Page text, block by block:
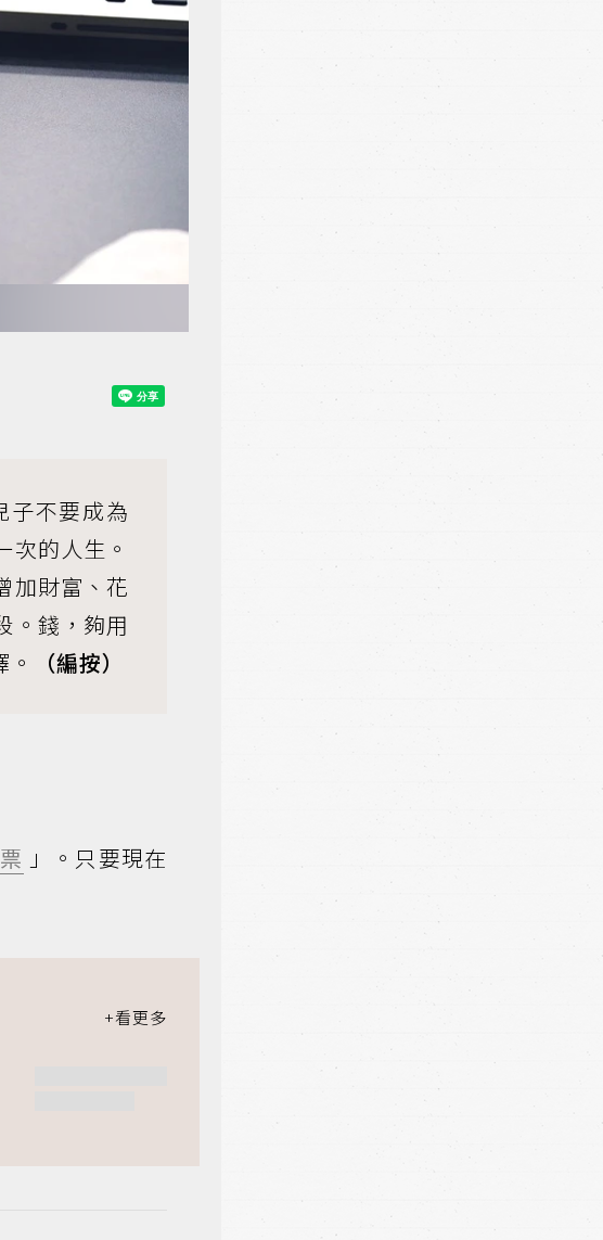
子不要成為
的人生。
加財富、花
。錢，夠用
（編按）
」。只要現在